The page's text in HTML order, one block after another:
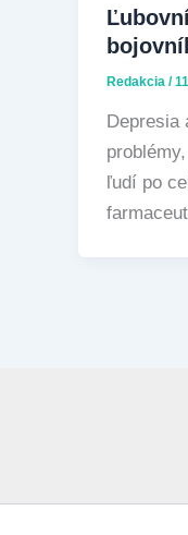
Redakcia /
ľudí po